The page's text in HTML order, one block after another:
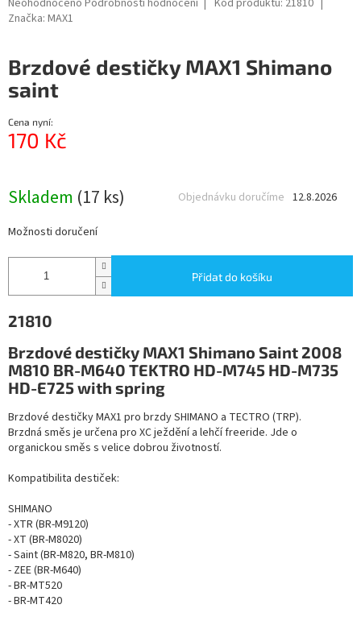
hodnocení
0,0
z
5
Neohodnoceno Podrobnosti hodnocení Kód produktu: 21810
Značka: MAX1
Brzdové destičky MAX1 Shimano
saint
Cena nyní:
170 Kč
Skladem (17 ks) 12.8.2026
Objednávku doručíme
Možnosti doručení
Přidat do košíku
21810
Brzdové destičky MAX1 Shimano Saint 2008
M810 BR-M640 TEKTRO HD-M745 HD-M735
HD-E725 with spring
Brzdové destičky MAX1 pro brzdy SHIMANO a TECTRO (TRP).
Brzdná směs je určena pro XC ježdění a lehčí freeride. Jde o
organickou směs s velice dobrou životností.
Kompatibilita destiček:
SHIMANO
- XTR (BR-M9120)
- XT (BR-M8020)
- Saint (BR-M820, BR-M810)
- ZEE (BR-M640)
- BR-MT520
- BR-MT420